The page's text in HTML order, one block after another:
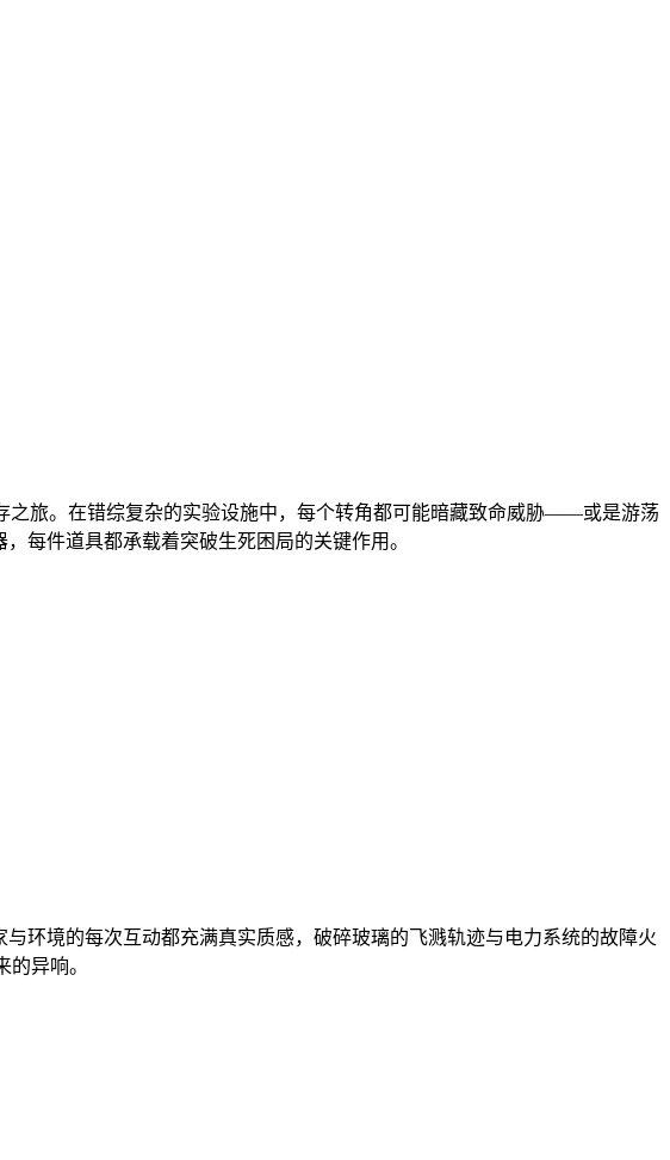
旅。在错综复杂的实验设施中，每个转角都可能暗藏致命威胁——或是游荡
每件道具都承载着突破生死困局的关键作用。
环境的每次互动都充满真实质感，破碎玻璃的飞溅轨迹与电力系统的故障火
异响。